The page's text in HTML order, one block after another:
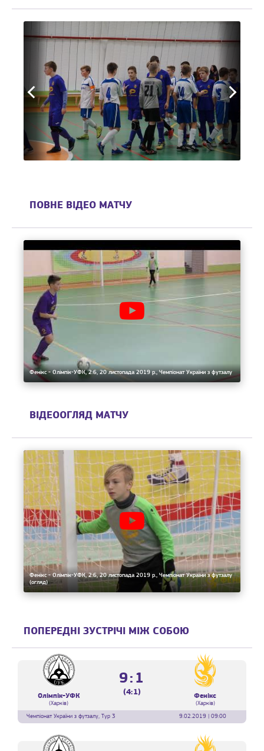
ПОВНЕ ВІДЕО МАТЧУ
Фенікс - Олімпік-УФК, 2:6, 20 листопада 2019 р., Чемпіонат України з футзалу
ВІДЕООГЛЯД МАТЧУ
Фенікс - Олімпік-УФК, 2:6, 20 листопада 2019 р., Чемпіонат України з футзалу
(огляд)
ПОПЕРЕДНІ ЗУСТРІЧІ МІЖ СОБОЮ
Олімпік-УФК
(Харків)
9:1
(4:1) Фенікс
(Харків)
Чемпіонат України з футзалу, Тур 3
9.02.2019 | 09:00